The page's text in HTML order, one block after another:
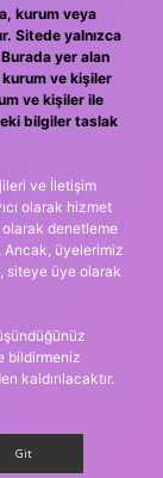
kurum veya
Sitede yalnızca
Burada yer alan
ve kişiler
ve kişiler ile
bilgiler taslak
ve İletişim
olarak hizmet
denetleme
Ancak, üyelerimiz
siteye üye olarak
bildirmeniz
kaldırılacaktır.